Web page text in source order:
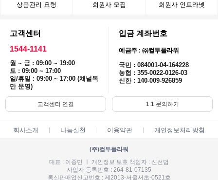
상품관리 요령 회원사 모집 회원사 인트라넷
고객센터
1544-1141
월 ~ 금 : 09:00 ~ 19:00
토 : 09:00 ~ 17:00
일/휴일 : 09:00 ~ 17:00 (채널톡
만 운영)
입금 계좌번호
예금주 : ㈜컬투플라워
국민 : 084001-04-164228
농협 : 355-0022-0126-03
신한 : 140-009-926859
고객센터 연결 1:1 문의하기
회사소개 나눔실천 이용약관 개인정보처리방침
(주)컬투플라워
대표 : 이종민 ㅣ 개인정보 보호 책임자 : 신선범
사업자 등록번호 : 264-81-07135
통신판매업신고번호 : 제2013-서울서초-0521호